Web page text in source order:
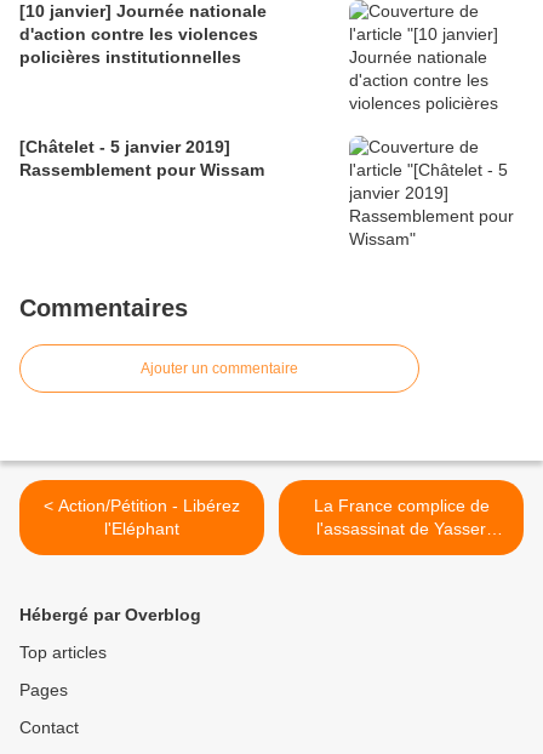
[10 janvier] Journée nationale
d'action contre les violences
policières institutionnelles
[Châtelet - 5 janvier 2019]
Rassemblement pour Wissam
Commentaires
Ajouter un commentaire
< Action/Pétition - Libérez
l'Eléphant
La France complice de
l'assassinat de Yasser
Arafat >
Hébergé par Overblog
Top articles
Pages
Contact